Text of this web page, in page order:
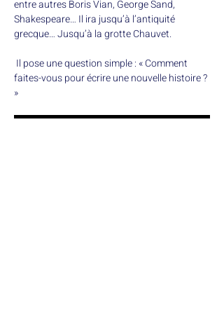
entre autres Boris Vian, George Sand,
Shakespeare… Il ira jusqu’à l’antiquité
grecque… Jusqu’à la grotte Chauvet.
Il pose une question simple : « Comment
faites-vous pour écrire une nouvelle histoire ?
»